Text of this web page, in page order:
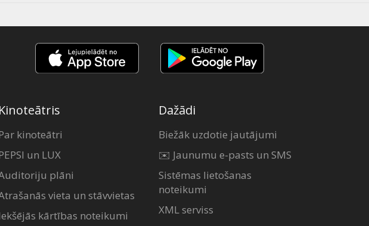
Kinoteātris
kinoteātri
un LUX
plāni
vieta un stāvvietas
kārtības noteikumi
Dažādi
Biežāk uzdotie jautājumi
✉️ Jaunumu e-pasts un SMS
Sistēmas lietošanas
noteikumi
XML serviss